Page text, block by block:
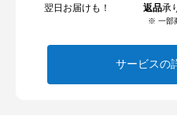
翌日お届けも！
返品承
※ 一部
サービスの